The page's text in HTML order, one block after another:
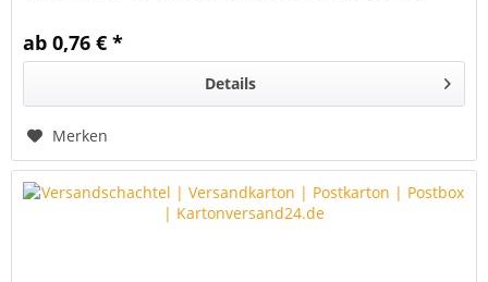
ab 0,76 € *
Details
Merken